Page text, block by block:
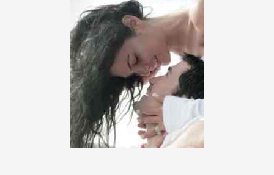
КЛАССИКА
Древневосточная
литература
Зарубежная
классика